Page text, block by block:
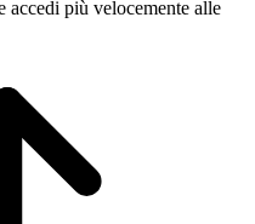
accedi più velocemente alle